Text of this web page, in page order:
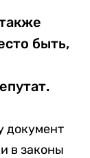
быть,
документ
в законы